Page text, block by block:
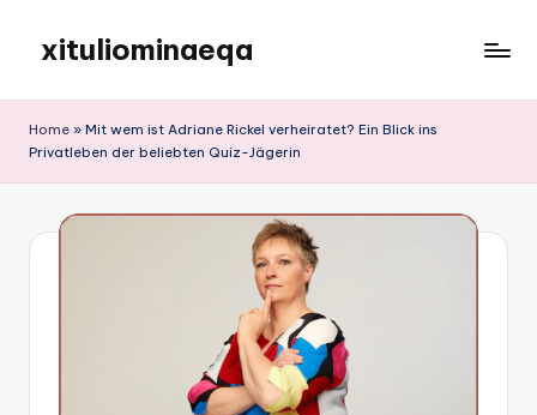
content
xituliominaeqa
Home » Mit wem ist Adriane Rickel verheiratet? Ein Blick ins
Privatleben der beliebten Quiz-Jägerin